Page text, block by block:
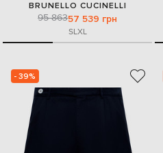
BRUNELLO CUCINELLI
95 86357 539 грн
SLXL
- 39%